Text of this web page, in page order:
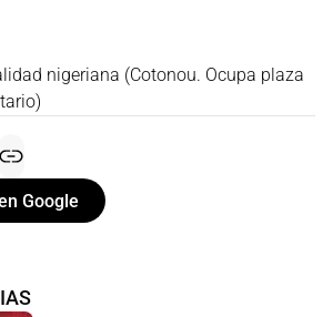
nigeriana (Cotonou. Ocupa plaza
Google